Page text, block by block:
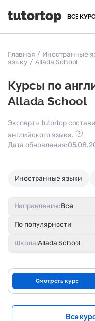
ВСЕ
Главная / Иностранные
языку / Allada School
Курсы по
Allada School
Эксперты tutortop
английского языка.
Дата обновления:
Иностранные языки
Школа:Allada School
По популярности
Направление:Все
Смотреть курс
Все